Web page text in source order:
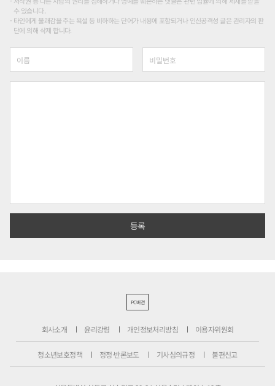
수 있습니다.
타인에게 불쾌감을 주는 욕설 등 비하하는 단어가 내용에 포함되거나 인신공격성 글은 관리자의 판
단에 의해 삭제 합니다.
PC버전
회사소개 윤리강령 개인정보처리방침 이용자위원회
청소년보호정책 정정·반론보도 기사심의규정 불편신고